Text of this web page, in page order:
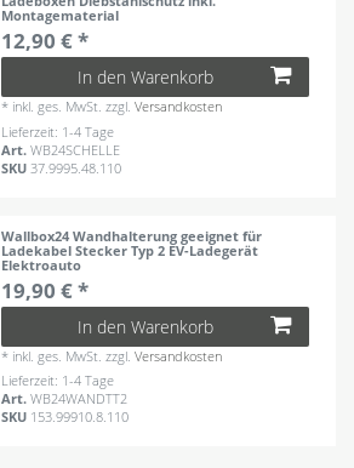
Montagematerial
12,90 € *
In den Warenkorb
* inkl. ges. MwSt. zzgl.Versandkosten
Lieferzeit: 1-4 Tage
Art.WB24SCHELLE
SKU37.9995.48.110
Wallbox24 Wandhalterung geeignet für
Ladekabel Stecker Typ 2 EV-Ladegerät
Elektroauto
19,90 € *
In den Warenkorb
* inkl. ges. MwSt. zzgl.Versandkosten
Lieferzeit: 1-4 Tage
Art.WB24WANDTT2
SKU 153.99910.8.110